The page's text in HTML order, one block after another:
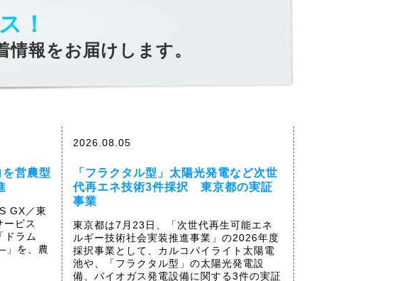
！
報をお届けします。
営農型
GX／東
ビス
ドラム
を、農
2026.08.05
「フラクタル型」太陽光発電など次世
代再エネ技術3件採択 東京都の実証
事業
東京都は7月23日、「次世代再生可能エネ
ルギー技術社会実装推進事業」の2026年度
採択事業として、カルコパイライト太陽電
池や、「フラクタル型」の太陽光発電設
備、バイオガス発電設備に関する3件の実証